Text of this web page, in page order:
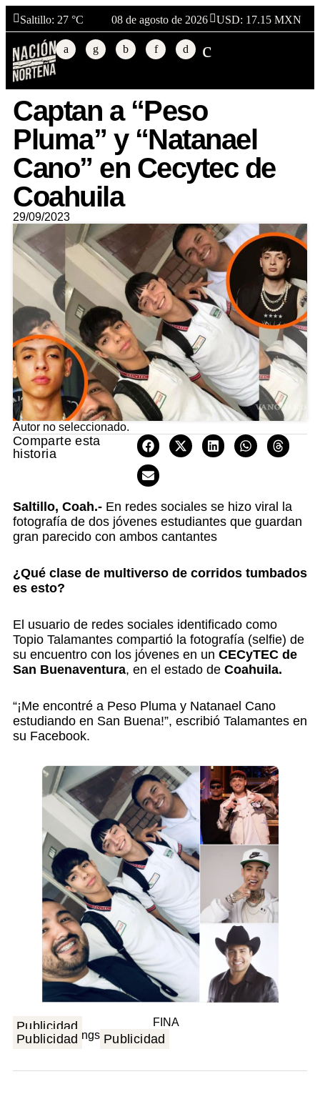
Saltillo: 27 °C 08 de agosto de 2026 USD: 17.15 MXN
Captan a “Peso
Pluma” y “Natanael
Cano” en Cecytec de
Coahuila
29/09/2023
Autor no seleccionado.
Comparte esta
historia
Saltillo, Coah.- En redes sociales se hizo viral la
fotografía de dos jóvenes estudiantes que guardan
gran parecido con ambos cantantes
¿Qué clase de multiverso de corridos tumbados
es esto?
El usuario de redes sociales identificado como
Topio Talamantes compartió la fotografía (selfie) de
su encuentro con los jóvenes en un CECyTEC de
San Buenaventura, en el estado de Coahuila.
“¡Me encontré a Peso Pluma y Natanael Cano
estudiando en San Buena!”, escribió Talamantes en
su Facebook.
Publicidad
Publicidad
Publicidad